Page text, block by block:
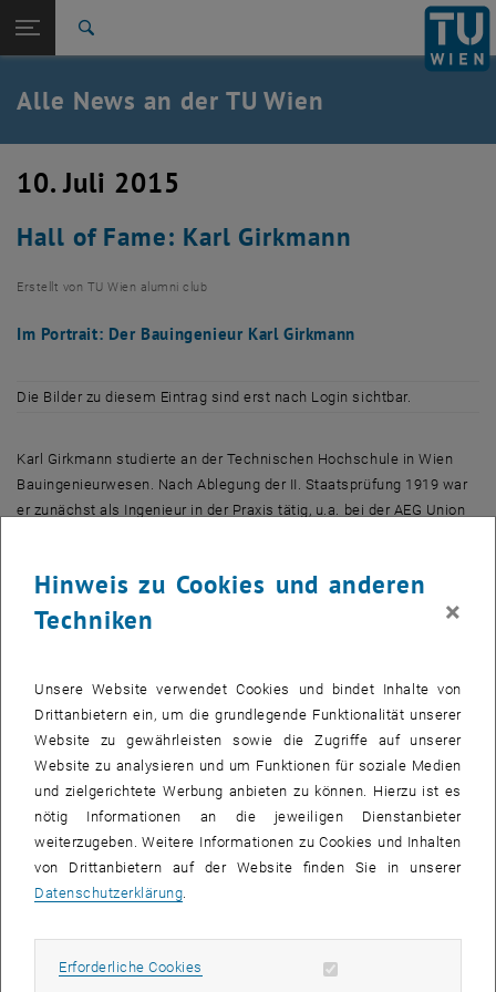
TU Login
Quicklinks
Quicklinks-Menü umschalten
Studium
Karriere
Zurück: Subseiten von TU Wien Startseite auflisten
Zurück zur letzten Ebene:
TU Wien Startseite
Übersicht
Alle News an der TU Wien
10. Juli 2015
Hall of Fame: Karl Girkmann
Erstellt von TU Wien alumni club
Im Portrait: Der Bauingenieur Karl Girkmann
Die Bilder zu diesem Eintrag sind erst nach Login sichtbar.
Karl Girkmann studierte an der Technischen Hochschule in Wien
Bauingenieurwesen. Nach Ablegung der II. Staatsprüfung 1919 war
er zunächst als Ingenieur in der Praxis tätig, u.a. bei der AEG Union
promoviert. 1934 habilitierte er sich für das Fachgebiet Stahlbau an
der TH Wien und folgte 1938 der Berufung als ordentlicher Professor
Bauingenieurwesen und 1949/50 Rektor. 1958 wurde er emeritiert.
Girkmann erlangte aufgrund seiner grundlegenden
wissenschaftlichen Arbeiten über den Brückenbau und die
konstruktive Gestaltung von Gittermasken einen international
anerkannten Ruf. Weiters war er Verfasser eines Grundlagenwerkes
über die Berechnung und Konstruktion von Flächentragwerken und
Mitherausgeber der Zeitschrift "Österreichisches Ingenieur-Archiv".
Akademie der Wissenschaften gewählt, erhielt 1955 das
Ehrendoktorat der TU Graz und 1959 die goldene Ehrenmünze des
Hinweis zu Cookies und anderen
Techniken
×
Unsere Website verwendet Cookies und bindet Inhalte von
Drittanbietern ein, um die grundlegende Funktionalität unserer
Website zu gewährleisten sowie die Zugriffe auf unserer
Website zu analysieren und um Funktionen für soziale Medien
und zielgerichtete Werbung anbieten zu können. Hierzu ist es
nötig Informationen an die jeweiligen Dienstanbieter
weiterzugeben. Weitere Informationen zu Cookies und Inhalten
von Drittanbietern auf der Website finden Sie in unserer
Datenschutzerklärung.
Erforderliche Cookies Erforderliche Cookies zulassen